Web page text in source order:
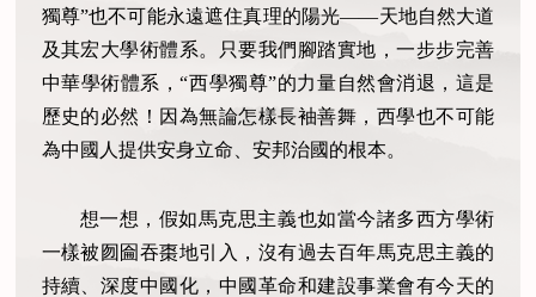
獨尊”也不可能永遠遮住真理的陽光——天地自然大道
及其宏大學術體系。只要我們腳踏實地，一步步完善
中華學術體系，“西學獨尊”的力量自然會消退，這是
歷史的必然！因為無論怎樣長袖善舞，西學也不可能
為中國人提供安身立命、安邦治國的根本。
想一想，假如馬克思主義也如當今諸多西方學術
一樣被囫圇吞棗地引入，沒有過去百年馬克思主義的
持續、深度中國化，中國革命和建設事業會有今天的